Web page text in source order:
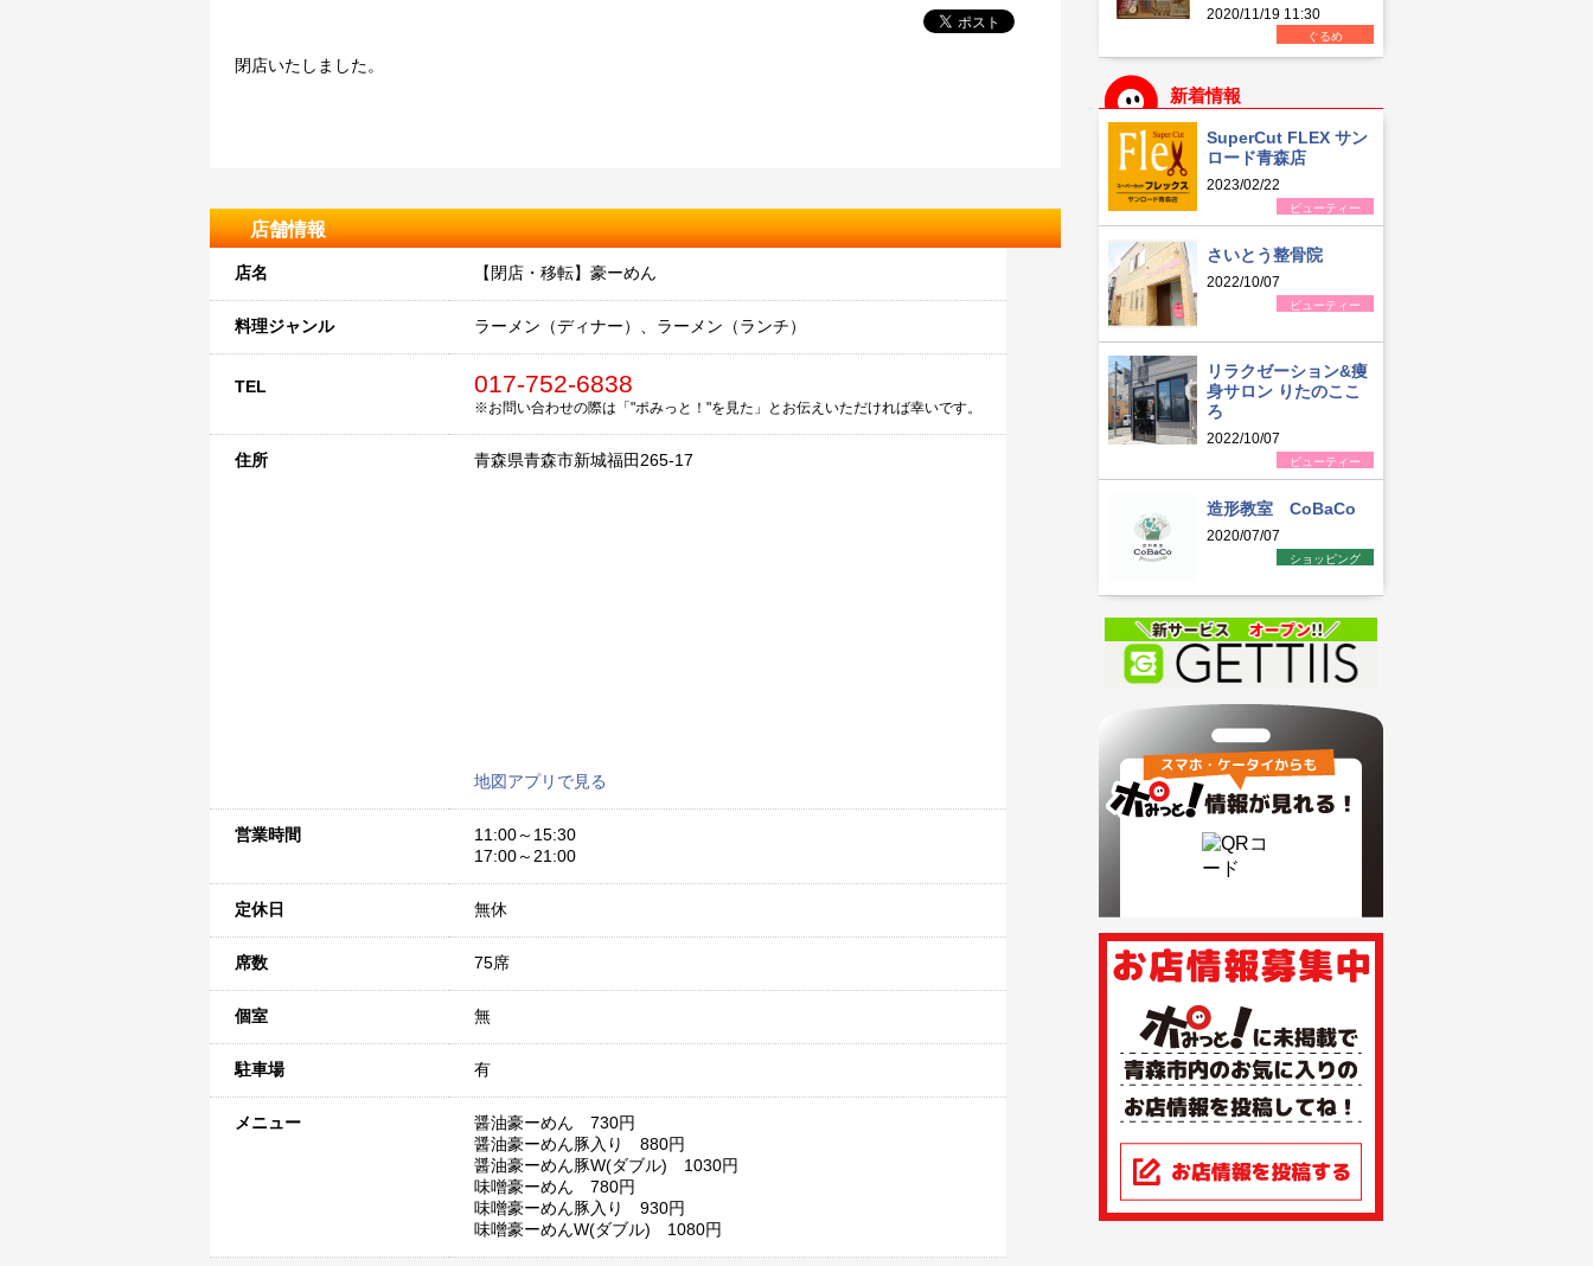
閉店いたしました。
店舗情報
店名 【閉店・移転】豪ーめん
料理ジャンル ラーメン（ディナー）、ラーメン（ランチ）
TEL 017-752-6838
※お問い合わせの際は「"ポみっと！"を見た」とお伝えいただければ幸いです。
住所 青森県青森市新城福田265-17
地図アプリで見る
営業時間
11:00～15:30
17:00～21:00
定休日 無休
席数 75席
個室 無
駐車場 有
メニュー
醤油豪ーめん 730円
醤油豪ーめん豚入り 880円
醤油豪ーめん豚W(ダブル) 1030円
味噌豪ーめん 780円
味噌豪ーめん豚入り 930円
味噌豪ーめんW(ダブル) 1080円
2020/11/19 11:30
ぐるめ
新着情報
SuperCut FLEX サン
ロード青森店
2023/02/22
ビューティー
さいとう整骨院
2022/10/07
ビューティー
リラクゼーション&痩
身サロン りたのここ
ろ
2022/10/07
ビューティー
造形教室 CoBaCo
2020/07/07
ショッピング